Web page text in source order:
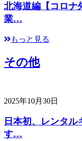
北海道編【コロナ
業…
もっと見る
その他
2025年10月30日
日本初、レンタ
す…